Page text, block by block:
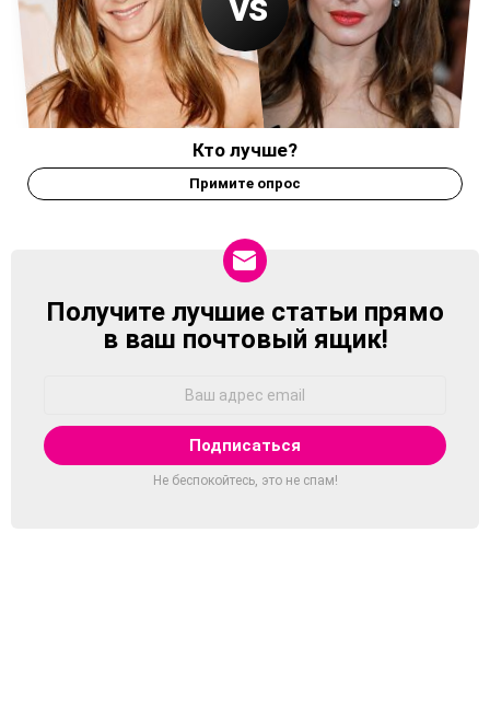
Кто лучше?
Примите опрос
NEWSLETTER
Получите лучшие статьи прямо
в ваш почтовый ящик!
Не беспокойтесь, это не спам!